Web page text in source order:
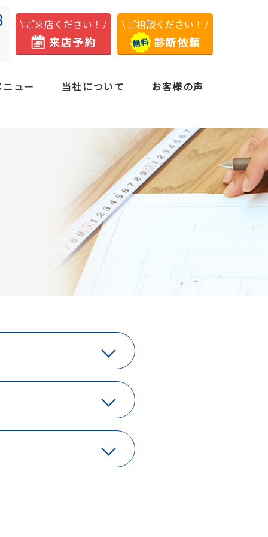
ご来店ください！
来店予約
ご相談ください！
診断依頼
ュー 当社について お客様の声